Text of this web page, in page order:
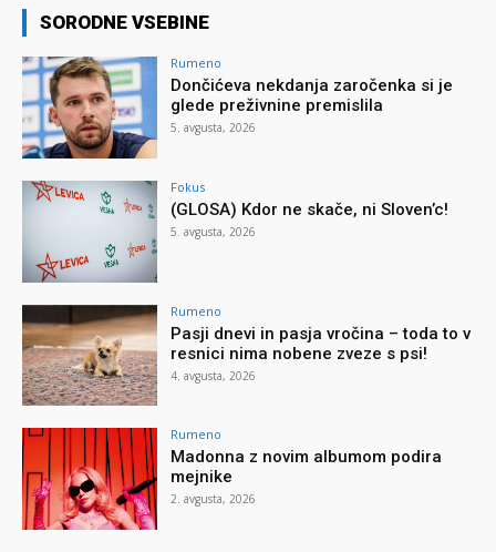
SORODNE VSEBINE
Rumeno
Dončićeva nekdanja zaročenka si je
glede preživnine premislila
5. avgusta, 2026
Fokus
(GLOSA) Kdor ne skače, ni Sloven’c!
5. avgusta, 2026
Rumeno
Pasji dnevi in pasja vročina – toda to v
resnici nima nobene zveze s psi!
4. avgusta, 2026
Rumeno
Madonna z novim albumom podira
mejnike
2. avgusta, 2026